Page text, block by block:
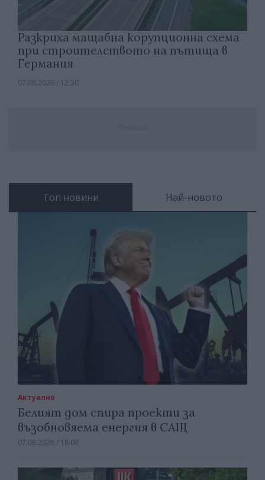
Разкриха мащабна корупционна схема
при строителството на пътища в
Германия
07.08.2026 / 12:30
Топ новини Най-новото
Актуално
Белият дом спира проекти за
възобновяема енергия в САЩ
07.08.2026 / 18:00